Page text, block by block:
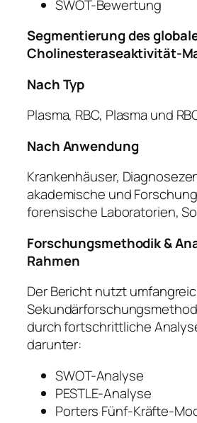
SWOT-Bewertung
Segmentierung des
Cholinesteraseaktivität-
Nach Typ
Plasma, RBC, Plasma und
Nach Anwendung
Krankenhäuser,
akademische und
forensische Laboratorien,
Forschungsmethodik &
Rahmen
Der Bericht nutzt
durch fortschrittliche
darunter:
SWOT-Analyse
PESTLE-Analyse
Porters Fünf-Kräfte-